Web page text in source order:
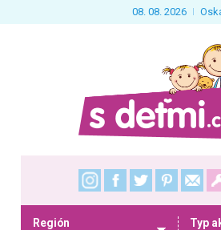
08. 08. 2026
Región Typ